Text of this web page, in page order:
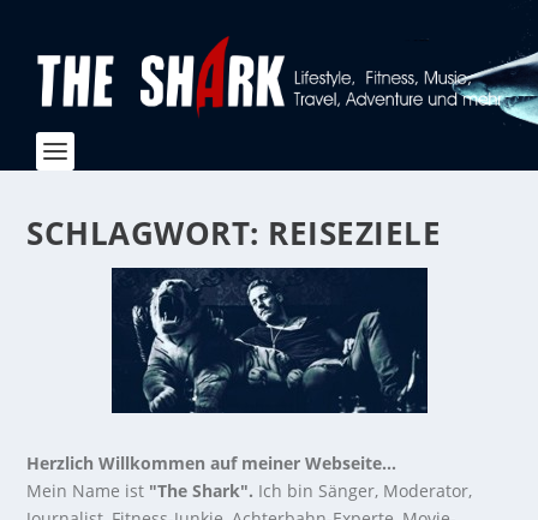
SCHLAGWORT: REISEZIELE
Herzlich Willkommen auf meiner Webseite...
Mein Name ist "The Shark". Ich bin Sänger, Moderator,